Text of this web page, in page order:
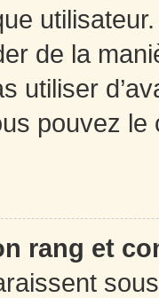
utilisateur.
de la
utiliser
pouvez
rang et